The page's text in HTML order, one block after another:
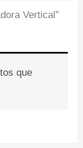
Vertical”
que